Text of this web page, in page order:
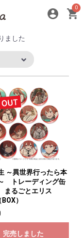
0
ました
～異世界行ったら本
トレーディング缶
るごとエリス
）
完売しました